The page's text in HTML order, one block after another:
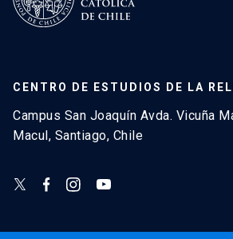
CENTRO DE ESTUDIOS DE LA
Campus San Joaquín Avda. Vicuña
Macul, Santiago, Chile